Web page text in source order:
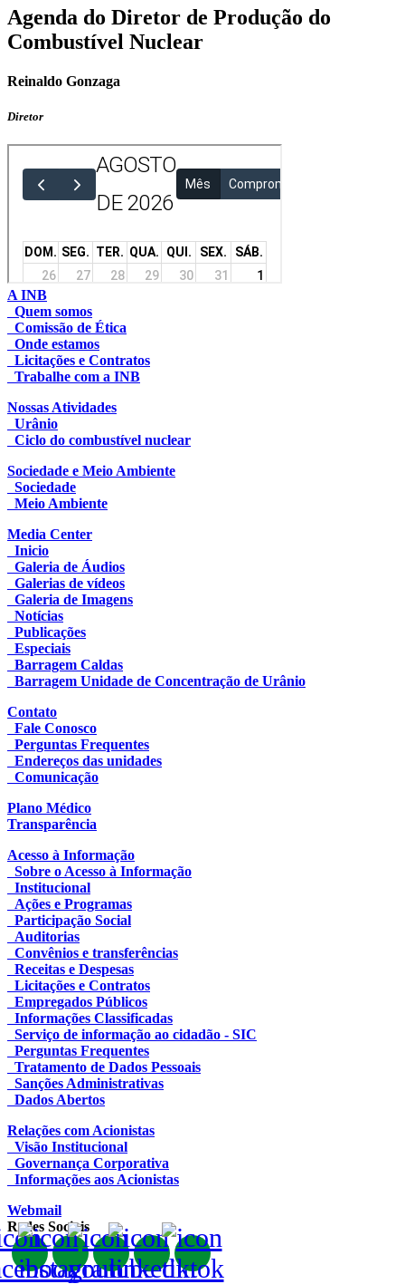
Agenda do Diretor de Produção do
Combustível Nuclear
Reinaldo Gonzaga
Diretor
A INB
Quem somos
Comissão de Ética
Onde estamos
Licitações e Contratos
Trabalhe com a INB
Nossas Atividades
Urânio
Ciclo do combustível nuclear
Sociedade e Meio Ambiente
Sociedade
Meio Ambiente
Media Center
Inicio
Galeria de Áudios
Galerias de vídeos
Galeria de Imagens
Notícias
Publicações
Especiais
Barragem Caldas
Barragem Unidade de Concentração de Urânio
Contato
Fale Conosco
Perguntas Frequentes
Endereços das unidades
Comunicação
Plano Médico
Transparência
Acesso à Informação
Sobre o Acesso à Informação
Institucional
Ações e Programas
Participação Social
Auditorias
Convênios e transferências
Receitas e Despesas
Licitações e Contratos
Empregados Públicos
Informações Classificadas
Serviço de informação ao cidadão - SIC
Perguntas Frequentes
Tratamento de Dados Pessoais
Sanções Administrativas
Dados Abertos
Relações com Acionistas
Visão Institucional
Governança Corporativa
Informações aos Acionistas
Webmail
Redes Sociais